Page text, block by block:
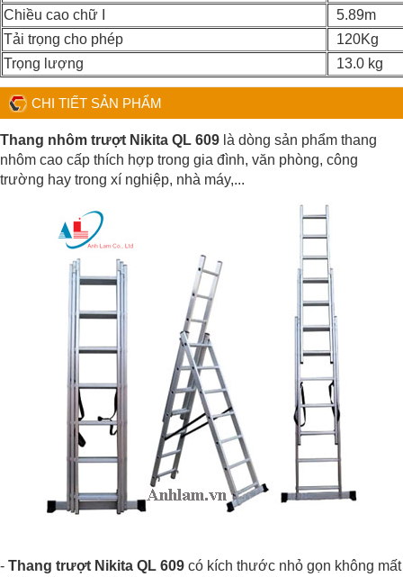
Chiều cao chữ I
5.89m
Tải trọng cho phép
120Kg
Trọng lượng
13.0 kg
CHI TIẾT SẢN PHẨM
Thang nhôm trượt Nikita QL 609 là dòng sản phẩm thang
nhôm cao cấp thích hợp trong gia đình, văn phòng, công
trường hay trong xí nghiệp, nhà máy,...
- Thang trượt Nikita QL 609 có kích thước nhỏ gọn không mất